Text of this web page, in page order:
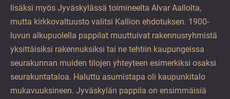
lisäksi myös Jyväskylässä toimineelta Alvar Aallolta,
mutta kirkkovaltuusto valitsi Kallion ehdotuksen. 1900-
luvun alkupuolella pappilat muuttuivat rakennusryhmistä
yksittäisiksi rakennuksiksi tai ne tehtiin kaupungeissa
seurakunnan muiden tilojen yhteyteen esimerkiksi osaksi
seurakuntataloa. Haluttu asumistapa oli kaupunkitalo
mukavuuksineen. Jyväskylän pappila on ensimmäisiä